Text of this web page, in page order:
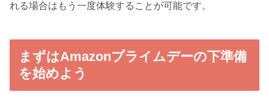
れる場合はもう一度体験することが可能です。
まずはAmazonプライムデーの下準備
を始めよう